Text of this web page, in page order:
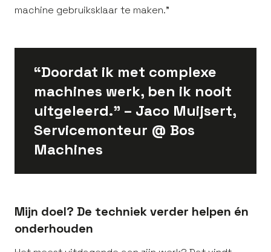
machine gebruiksklaar te maken.”
“Doordat ik met complexe
machines werk, ben ik nooit
uitgeleerd.” – Jaco Muijsert,
Servicemonteur @ Bos
Machines
Mijn doel? De techniek verder helpen én
onderhouden